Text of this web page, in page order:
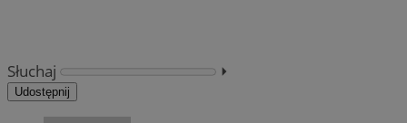
Słuchaj ⏵︎
Udostępnij